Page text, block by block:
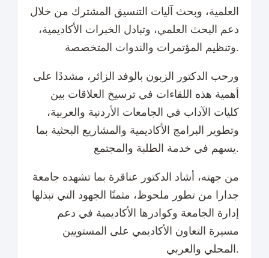
العلمية، وبحث آليات التنسيق المشترك من خلال
دعم البحث العلمي، وتبادل الخبرات الأكاديمية،
وتنظيم المؤتمرات والندوات المتخصصة.
ورحب الدكتور الزبون بالوفد الزائر، مشددًا على
أهمية هذه اللقاءات في ترسيخ العلاقات بين
كليات الآداب في الجامعات الأردنية والعربية،
وتطوير البرامج الأكاديمية والمشاريع البحثية بما
يسهم في خدمة الطلبة والمجتمع.
من جهته، أشاد الدكتور عناقرة بما تشهده جامعة
جدارا من تطور ملحوظ، مثمنًا الجهود التي تبذلها
إدارة الجامعة وكوادرها الأكاديمية في دعم
مسيرة التعاون الأكاديمي على المستويين
المحلي والعربي.